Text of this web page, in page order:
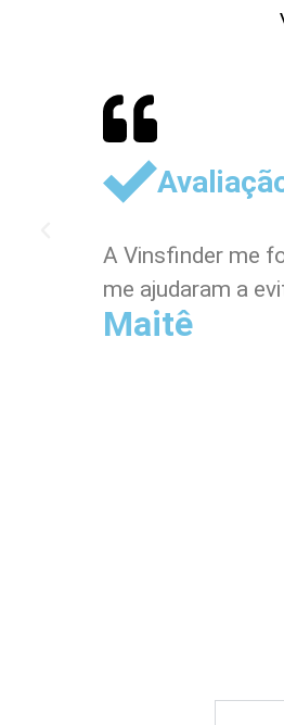
A Vinsfinder me
me ajudaram a
Maitê